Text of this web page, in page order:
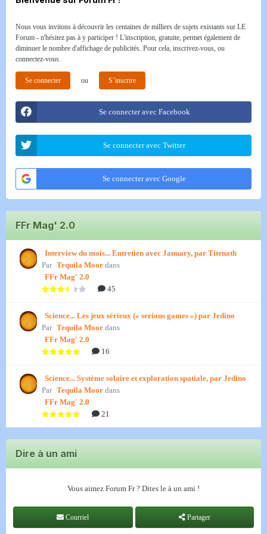
Nous vous invitons à découvrir les centaines de milliers de sujets existants sur LE
Forum - n'hésitez pas à y participer ! L'inscription, gratuite, permet également de
diminuer le nombre d'affichage de publicités. Pour cela, inscrivez-vous, ou
connectez-vous.
Se connecter ou S’inscrire
Se connecter avec Facebook
Se connecter avec Twitter
Se connecter avec Google
FFr Mag' 2.0
Interview du mois... Entretien avec January, par Titenath
Par Tequila Moor dans
FFr Mag' 2.0
45
Science... Les jeux sérieux (« serious games ») par Jedino
Par Tequila Moor dans
FFr Mag' 2.0
16
Science... Système solaire et exploration spatiale, par Jedino
Par Tequila Moor dans
FFr Mag' 2.0
21
Dire à un ami
Vous aimez Forum Fr ? Dites le à un ami !
Courriel Partager